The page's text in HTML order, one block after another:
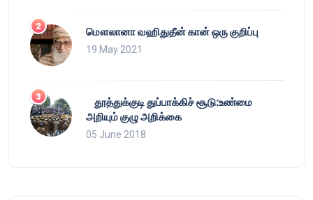
மௌலானா வஹிதுதீன் கான் ஒரு குறிப்பு
19 May 2021
தூத்துக்குடி துப்பாக்கிச் சூடு:உண்மை
அறியும் குழு அறிக்கை
05 June 2018